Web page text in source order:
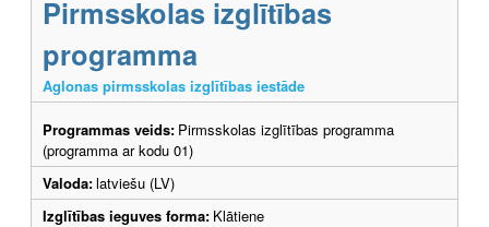
Pirmsskolas izglītības
programma
Aglonas pirmsskolas izglītības iestāde
Programmas veids: Pirmsskolas izglītības programma
(programma ar kodu 01)
Valoda:latviešu (LV)
Izglītības ieguves forma: Klātiene